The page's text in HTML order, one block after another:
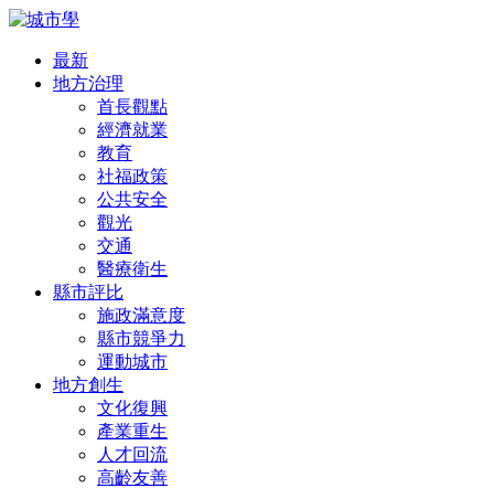
最新
地方治理
首長觀點
經濟就業
教育
社福政策
公共安全
觀光
交通
醫療衛生
縣市評比
施政滿意度
縣市競爭力
運動城市
地方創生
文化復興
產業重生
人才回流
高齡友善